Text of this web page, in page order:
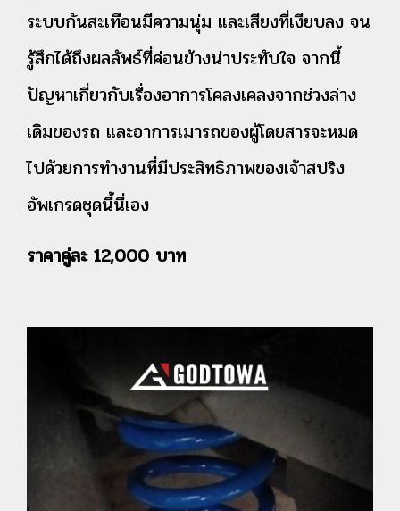
ระบบกันสะเทือนมีความนุ่ม และเสียงที่เงียบลง จน
รู้สึกได้ถึงผลลัพธ์ที่ค่อนข้างน่าประทับใจ จากนี้
ปัญหาเกี่ยวกับเรื่องอาการโคลงเคลงจากช่วงล่าง
เดิมของรถ และอาการเมารถของผู้โดยสารจะหมด
ไปด้วยการทำงานที่มีประสิทธิภาพของเจ้าสปริง
อัพเกรดชุดนี้นี่เอง
ราคาคู่ละ 12,000 บาท